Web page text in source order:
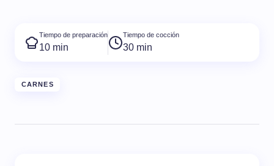
Tiempo de preparación
10 min
Tiempo de cocción
30 min
CARNES